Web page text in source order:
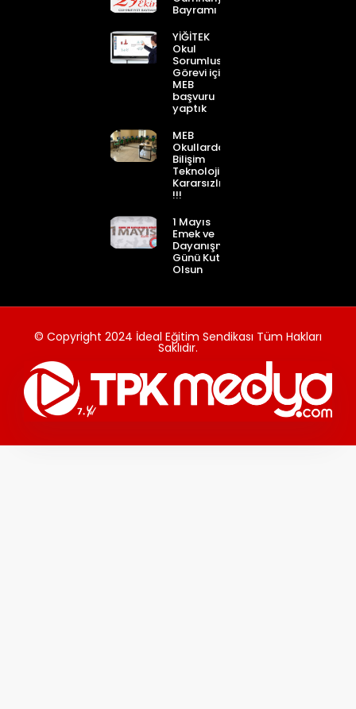
Bayramı
YİĞİTEK
Okul
Sorumlusu
Görevi için
MEB
başvuru
yaptık
MEB
Okullardaki
Bilişim
Teknolojileri
Kararsızlığı
!!!
1 Mayıs
Emek ve
Dayanışma
Günü Kutlu
Olsun
© Copyright 2024 İdeal Eğitim Sendikası Tüm Hakları
Saklıdır.